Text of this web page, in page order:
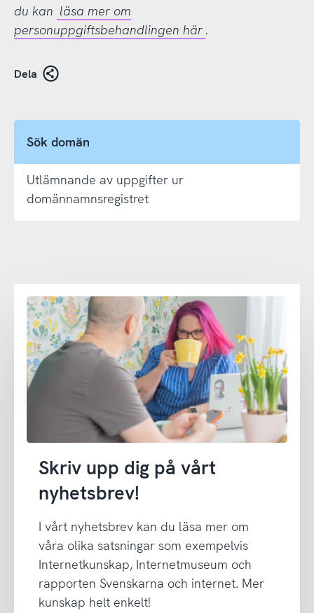
du kan läsa mer om
personuppgiftsbehandlingen här .
Dela
Sök domän
Utlämnande av uppgifter ur
domännamnsregistret
Skriv upp dig på vårt
nyhetsbrev!
I vårt nyhetsbrev kan du läsa mer om
våra olika satsningar som exempelvis
Internetkunskap, Internetmuseum och
rapporten Svenskarna och internet. Mer
kunskap helt enkelt!